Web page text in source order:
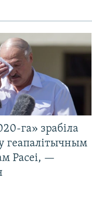
га» зрабіла
геапалітычным
Расеі, —